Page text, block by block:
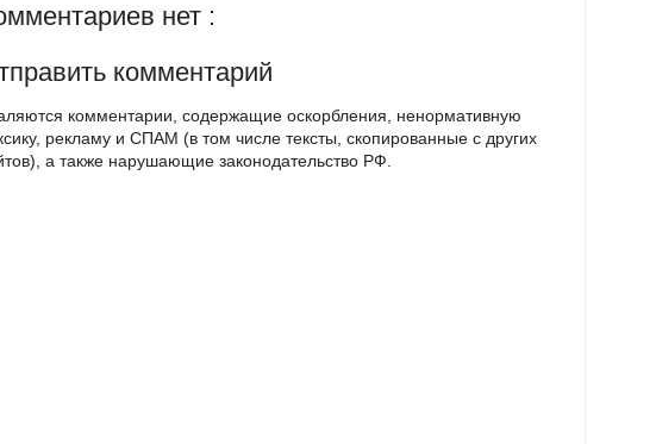
нет :
комментарий
комментарии, содержащие оскорбления, ненормативную
рекламу и СПАМ (в том числе тексты, скопированные с других
а также нарушающие законодательство РФ.